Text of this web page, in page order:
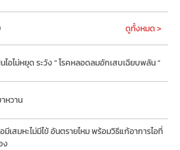
ดูทั้งหมด >
ไอไม่หยุด ระวัง ” โรคหลอดลมอักเสบเฉียบพลัน “
าหวาน
มีเสมหะไม่มีไข้ อันตรายไหม พร้อมวิธีแก้อาการไอที่
ง